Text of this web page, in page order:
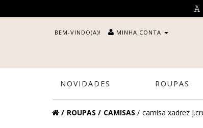
BEM-VINDO(A)! MINHA CONTA
NOVIDADES ROUPAS
ROUPAS CAMISAS camisa xadrez